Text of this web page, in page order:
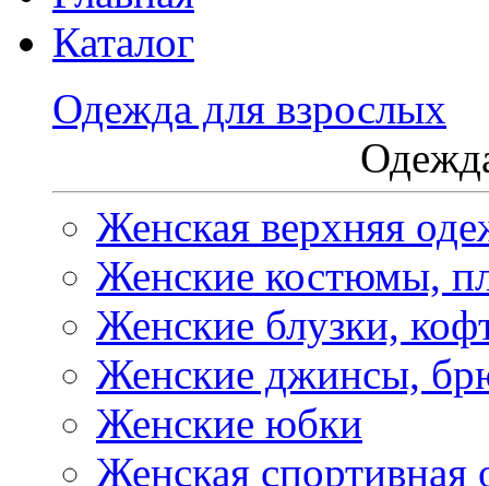
Каталог
Одежда для взрослых
Женская верхняя
Женские костюмы,
Женские блузки,
Женские джинсы,
Женские юбки
Женская спортивная